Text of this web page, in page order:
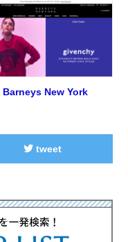
Barneys New York
tweet